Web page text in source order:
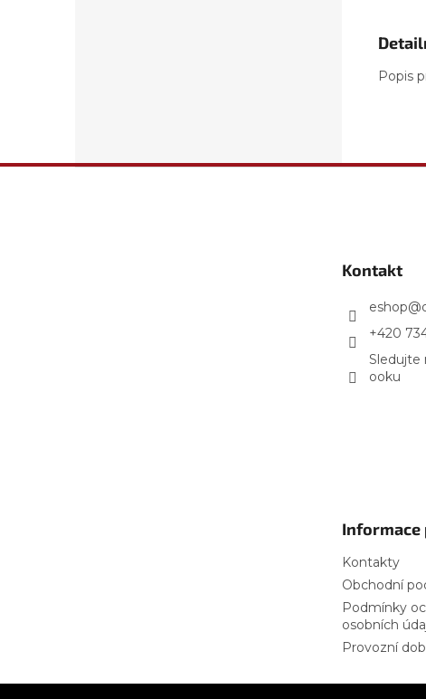
Popis
Kontakt
eshop@
+420
Sledujte
ooku
Informace
Kontakty
Obchodní
Podmínky
osobních
Provozní